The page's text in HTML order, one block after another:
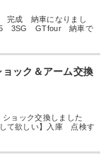
成 納車になりまし
3SG GTfour 納車で
ク＆アーム交換
ック交換しました
て欲しい】入庫 点検す